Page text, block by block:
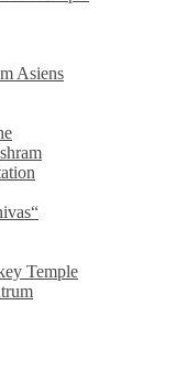
Asiens
Temple